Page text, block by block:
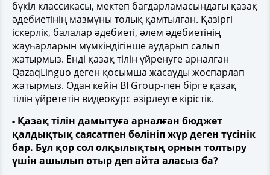
бүкіл классикасы, мектеп бағдарламасындағы қазақ
әдебиетінің мазмұны толық қамтылған. Қазіргі
іскерлік, балалар әдебиеті, әлем әдебиетінің
жауһарларын мүмкіндігінше аударып салып
жатырмыз. Енді қазақ тілін үйренуге арналған
QazaqLinguo деген қосымша жасауды жоспарлап
жатырмыз. Одан кейін BI Group-пен бірге қазақ
тілін үйрететін видеокурс әзірлеуге кірістік.
- Қазақ тілін дамытуға арналған бюджет
қалдықтық саясатпен бөлініп жүр деген түсінік
бар. Бұл қор сол олқылықтың орнын толтыру
үшін ашылып отыр деп айта аласыз ба?